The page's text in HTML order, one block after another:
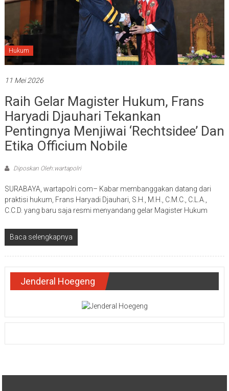
Hukum
11 Mei 2026
Raih Gelar Magister Hukum, Frans
Haryadi Djauhari Tekankan
Pentingnya Menjiwai ‘Rechtsidee’ Dan
Etika Officium Nobile
Diposkan Oleh:wartapolri
SURABAYA, wartapolri.com– Kabar membanggakan datang dari
praktisi hukum, Frans Haryadi Djauhari, S.H., M.H., C.M.C., C.L.A.,
C.C.D. yang baru saja resmi menyandang gelar Magister Hukum
Baca selengkapnya
Jenderal Hoegeng